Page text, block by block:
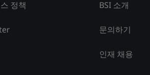
정책 BSI 소개
문의하기
인재 채용